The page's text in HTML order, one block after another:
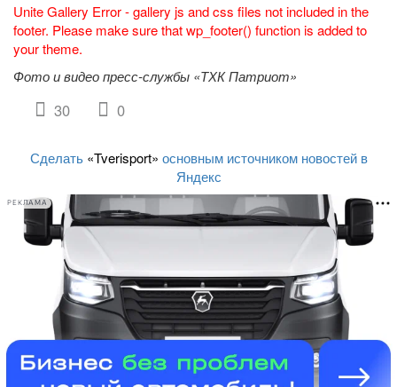
Unite Gallery Error - gallery js and css files not included in the
footer. Please make sure that wp_footer() function is added to
your theme.
Фото и видео пресс-службы «ТХК Патриот»
30 0
Сделать «Tverisport» основным источником новостей в
Яндекс
РЕКЛАМА